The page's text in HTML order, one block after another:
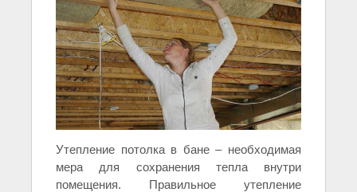
Утепление потолка в бане – необходимая
мера для сохранения тепла внутри
помещения. Правильное утепление